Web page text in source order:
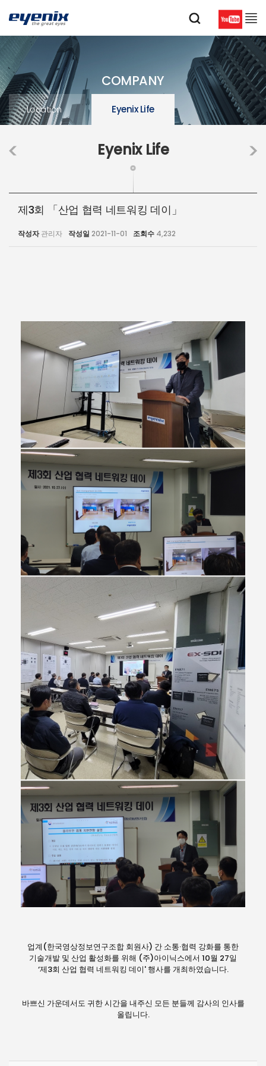
COMPANY
Location Eyenix Life
Eyenix Life
제3회 「산업 협력 네트워킹 데이」
작성자 관리자 작성일 2021-11-01 조회수 4,232
업계(한국영상정보연구조합 회원사) 간 소통·협력 강화를 통한
기술개발 및 산업 활성화를 위해 (주)아이닉스에서 10월 27일
‘제3회 산업 협력 네트워킹 데이' 행사를 개최하였습니다.
바쁘신 가운데서도 귀한 시간을 내주신 모든 분들께 감사의 인사를
올립니다.